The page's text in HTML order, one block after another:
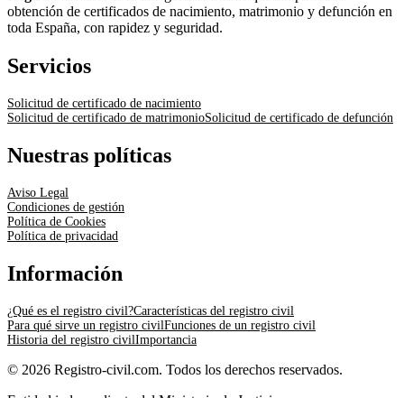
obtención de certificados de nacimiento, matrimonio y defunción en
toda España, con rapidez y seguridad.
Servicios
Solicitud de certificado de nacimiento
Solicitud de certificado de matrimonioSolicitud de certificado de defunción
Nuestras políticas
Aviso Legal
Condiciones de gestión
Política de Cookies
Política de privacidad
Información
¿Qué es el registro civil?Características del registro civil
Para qué sirve un registro civilFunciones de un registro civil
Historia del registro civilImportancia
© 2026 Registro-civil.com. Todos los derechos reservados.